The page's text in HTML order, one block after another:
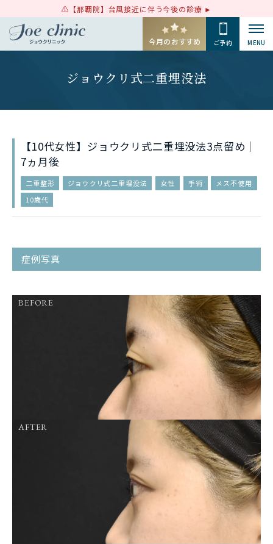
【那覇院】台風接近に伴う今後の診療
今月のおすすめ ご予約 MENU
ジョウクリ式二重埋没法
【10代女性】ジョウクリ式二重埋没法3点留め｜
7ヵ月後
二重整形 ジョウクリ式二重埋没法 女性 手術
メス不使用
10歳代
症例写真
BEFORE
AFTER